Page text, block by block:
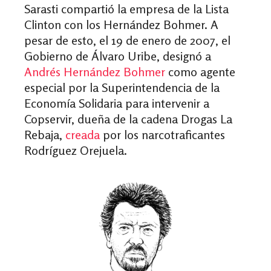
Sarasti compartió la empresa de la Lista
Clinton con los Hernández Bohmer. A
pesar de esto, el 19 de enero de 2007, el
Gobierno de Álvaro Uribe, designó a
Andrés Hernández Bohmer como agente
especial por la Superintendencia de la
Economía Solidaria para intervenir a
Copservir, dueña de la cadena Drogas La
Rebaja, creada por los narcotraficantes
Rodríguez Orejuela.